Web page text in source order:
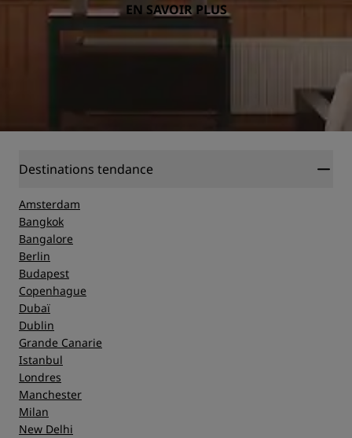
EN SAVOIR PLUS
Destinations tendance
Amsterdam
Bangkok
Bangalore
Berlin
Budapest
Copenhague
Dubaï
Dublin
Grande Canarie
Istanbul
Londres
Manchester
Milan
New Delhi